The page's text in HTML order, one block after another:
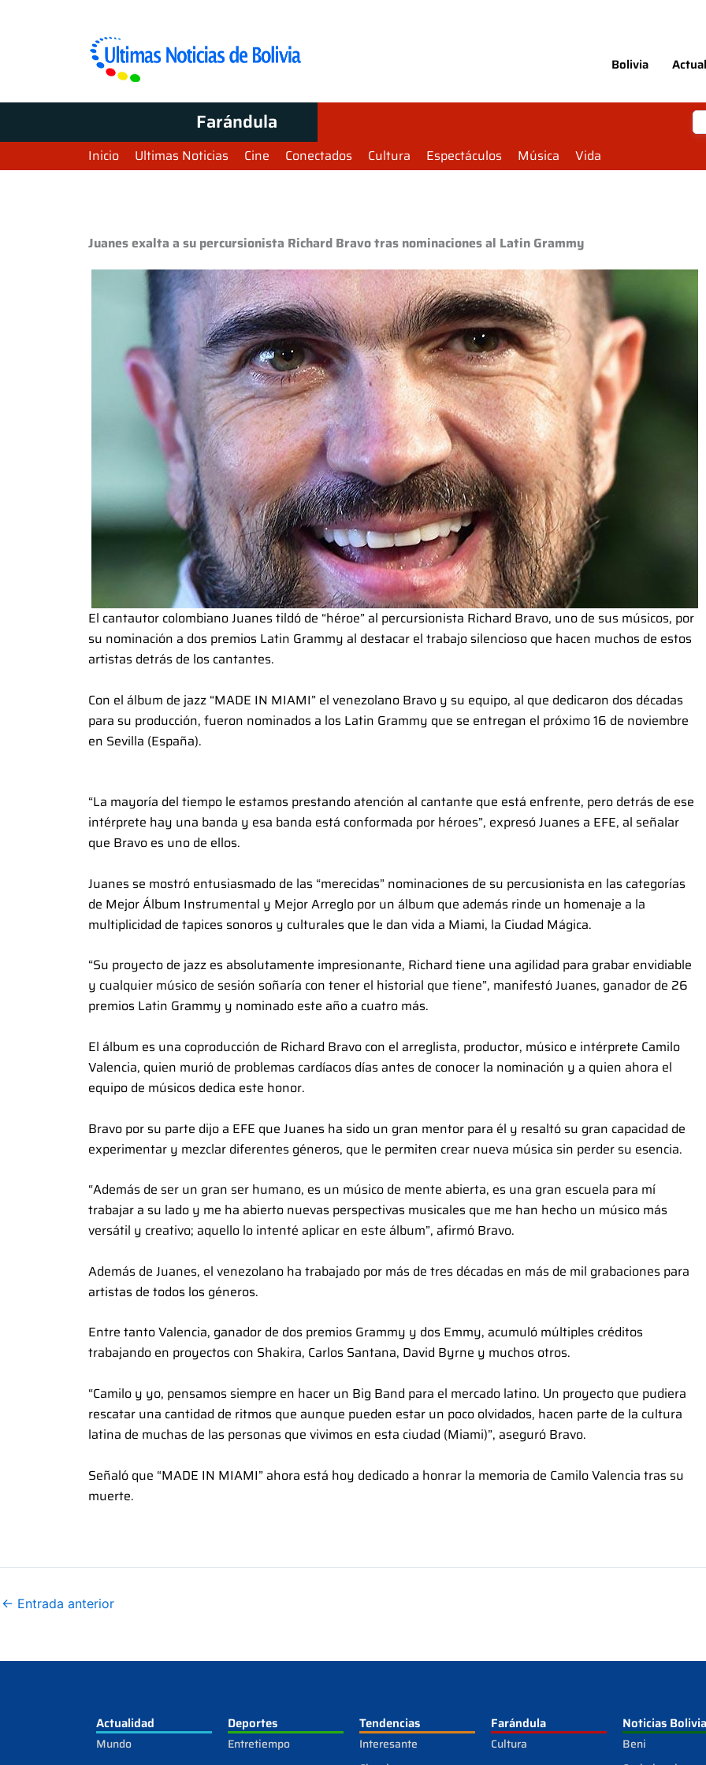
Bolivia
Farándula
Inicio Ultimas Noticias Cine Conectados Cultura Espectáculos Música Vida
Juanes exalta a su percursionista Richard Bravo tras nominaciones al Latin Grammy
El cantautor colombiano Juanes tildó de “héroe” al percursionista Richard Bravo, uno de sus músicos, por
su nominación a dos premios Latin Grammy al destacar el trabajo silencioso que hacen muchos de estos
artistas detrás de los cantantes.
Con el álbum de jazz “MADE IN MIAMI” el venezolano Bravo y su equipo, al que dedicaron dos décadas
para su producción, fueron nominados a los Latin Grammy que se entregan el próximo 16 de noviembre
en Sevilla (España).
“La mayoría del tiempo le estamos prestando atención al cantante que está enfrente, pero detrás de ese
intérprete hay una banda y esa banda está conformada por héroes”, expresó Juanes a EFE, al señalar
que Bravo es uno de ellos.
Juanes se mostró entusiasmado de las “merecidas” nominaciones de su percusionista en las categorías
de Mejor Álbum Instrumental y Mejor Arreglo por un álbum que además rinde un homenaje a la
multiplicidad de tapices sonoros y culturales que le dan vida a Miami, la Ciudad Mágica.
“Su proyecto de jazz es absolutamente impresionante, Richard tiene una agilidad para grabar envidiable
y cualquier músico de sesión soñaría con tener el historial que tiene”, manifestó Juanes, ganador de 26
premios Latin Grammy y nominado este año a cuatro más.
El álbum es una coproducción de Richard Bravo con el arreglista, productor, músico e intérprete Camilo
Valencia, quien murió de problemas cardíacos días antes de conocer la nominación y a quien ahora el
equipo de músicos dedica este honor.
Bravo por su parte dijo a EFE que Juanes ha sido un gran mentor para él y resaltó su gran capacidad de
experimentar y mezclar diferentes géneros, que le permiten crear nueva música sin perder su esencia.
“Además de ser un gran ser humano, es un músico de mente abierta, es una gran escuela para mí
trabajar a su lado y me ha abierto nuevas perspectivas musicales que me han hecho un músico más
versátil y creativo; aquello lo intenté aplicar en este álbum”, afirmó Bravo.
Además de Juanes, el venezolano ha trabajado por más de tres décadas en más de mil grabaciones para
artistas de todos los géneros.
Entre tanto Valencia, ganador de dos premios Grammy y dos Emmy, acumuló múltiples créditos
trabajando en proyectos con Shakira, Carlos Santana, David Byrne y muchos otros.
“Camilo y yo, pensamos siempre en hacer un Big Band para el mercado latino. Un proyecto que pudiera
rescatar una cantidad de ritmos que aunque pueden estar un poco olvidados, hacen parte de la cultura
latina de muchas de las personas que vivimos en esta ciudad (Miami)”, aseguró Bravo.
Señaló que “MADE IN MIAMI” ahora está hoy dedicado a honrar la memoria de Camilo Valencia tras su
muerte.
← Entrada anterior
Actualidad
Mundo
Deportes
Entretiempo
Tendencias
Interesante
Farándula
Cultura
Noticias Bolivia
Beni